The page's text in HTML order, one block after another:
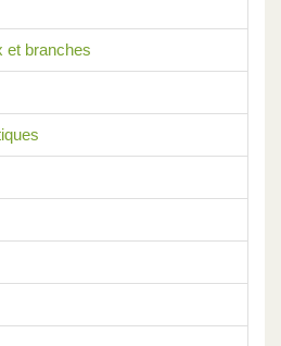
et branches